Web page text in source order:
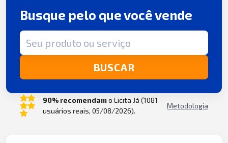
Busque pelo que você vende
Termo de busca
BUSCAR
90% recomendamo Licita Já (1081
usuários reais, 05/08/2026).
Metodologia